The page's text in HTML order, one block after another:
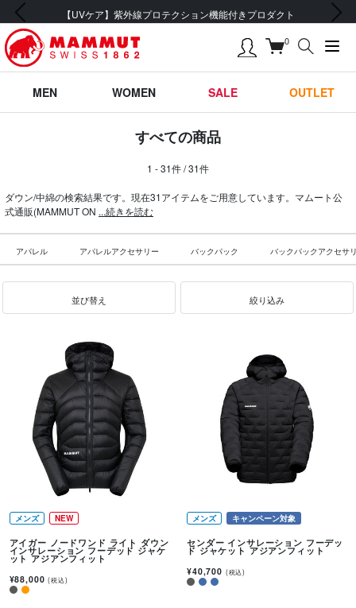
会員登録で【5,500円 (税込) 以上 送料無料】
前の画像 次の画像
0
MEN WOMEN SALE OUTLET
すべての商品
1 - 31件 / 31件
ダウン/中綿の検索結果です。現在31アイテムをご用意しています。マムート公
式通販(MAMMUT ON ...続きを読む
アパレル アパレルアクセサリー バックパック バックパックアクセサ
並び替え 絞り込み
メンズ NEW
アイガー ノードワンド ライト ダウン
インサレーション フーデッド ジャケ
ット アジアンフィット
¥88,000(税込)
メンズ キャンペーン対象
センダー インサレーション フーデッ
ド ジャケット アジアンフィット
¥40,700 (税込)